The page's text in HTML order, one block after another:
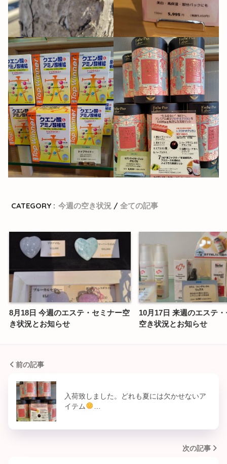
CATEGORY : 今週の空き状況 全ての記事
8月18日 今週のエステ・セミナー空
き状況とお知らせ
10月17日 来週のエステ
空き状況とお知らせ
前の記事
入荷致しました。どれも夏には欠かせないア
イテム
次の記事